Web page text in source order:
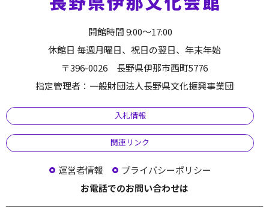
開館時間 9:00～17:00
休館日 毎週月曜日、祝日の翌日、年末年始
〒396-0026 長野県伊那市西町5776
指定管理者：一般財団法人長野県文化振興事業団
入札情報
関連リンク
運営者情報
プライバシーポリシー
お電話でのお問い合わせは